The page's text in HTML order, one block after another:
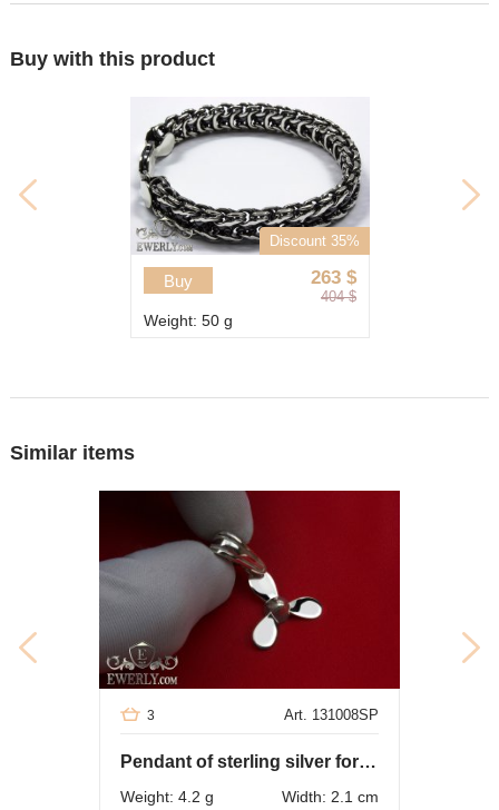
Buy with this product
Discount 35%
263 $
404 $
Buy
Weight: 50 g
Similar items
Art. 131008SP
3
Pendant of sterling silver for men
Weight: 4.2 g
Width: 2.1 cm